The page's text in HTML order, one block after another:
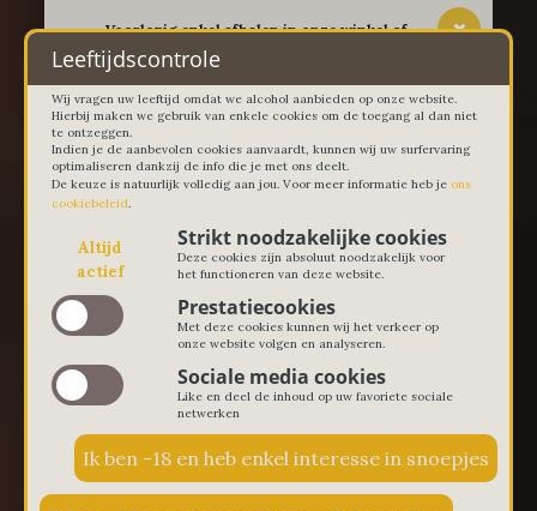
-- Voorlopig enkel afhalen in onze winkel of
thuislevering in Lievegem vanaf 100 euro --
0 € 0,00
Leeftijdscontrole
Wij vragen uw leeftijd omdat we alcohol aanbieden op onze website.
Hierbij maken we gebruik van enkele cookies om de toegang al dan niet
te ontzeggen.
Indien je de aanbevolen cookies aanvaardt, kunnen wij uw surfervaring
optimaliseren dankzij de info die je met ons deelt.
De keuze is natuurlijk volledig aan jou. Voor meer informatie heb je ons
cookiebeleid.
Altijd
actief
Strikt noodzakelijke cookies
Deze cookies zijn absoluut noodzakelijk voor
het functioneren van deze website.
Prestatiecookies
Met deze cookies kunnen wij het verkeer op
onze website volgen en analyseren.
Sociale media cookies
Like en deel de inhoud op uw favoriete sociale
netwerken